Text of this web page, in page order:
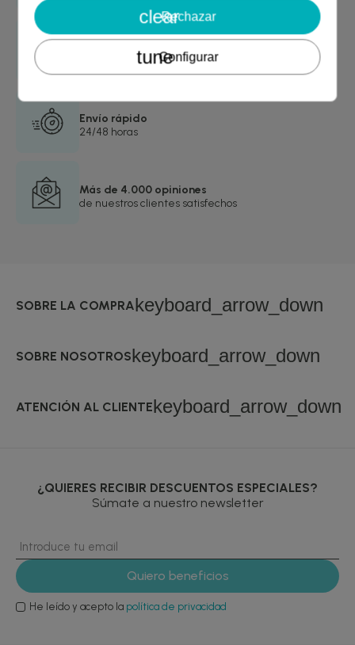
Envío rápido
24/48 horas
Más de 4.000 opiniones
de nuestros clientes satisfechos
SOBRE LA COMPRAkeyboard_arrow_down
SOBRE NOSOTROSkeyboard_arrow_down
ATENCIÓN AL CLIENTEkeyboard_arrow_down
¿QUIERES RECIBIR DESCUENTOS ESPECIALES?
Súmate a nuestro newsletter
He leído y acepto la política de privacidad
clearRechazar
tuneConfigurar